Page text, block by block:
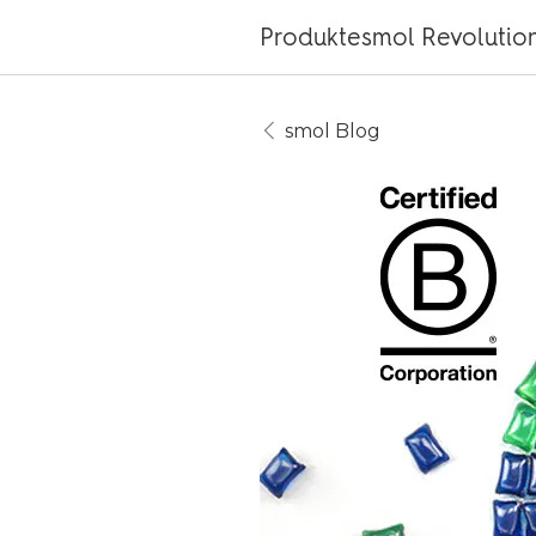
Produktesmol
smol Blog